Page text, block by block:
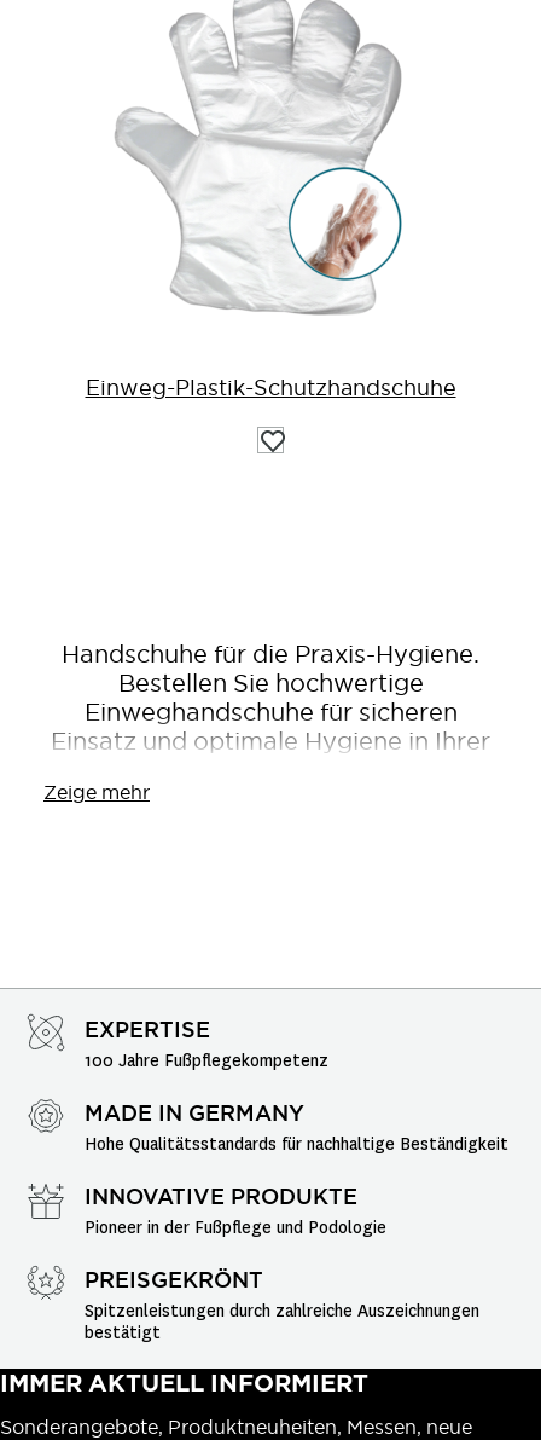
Einweg-Plastik-Schutzhandschuhe
Auf
die
Handschuhe für die Praxis-Hygiene.
Bestellen Sie hochwertige
Einweghandschuhe für sicheren
Einsatz und optimale Hygiene in Ihrer
Zeige mehr
EXPERTISE
100 Jahre Fußpflegekompetenz
MADE IN GERMANY
Hohe Qualitätsstandards für nachhaltige Beständigkeit
INNOVATIVE PRODUKTE
Pioneer in der Fußpflege und Podologie
PREISGEKRÖNT
Spitzenleistungen durch zahlreiche Auszeichnungen
bestätigt
IMMER AKTUELL INFORMIERT
Sonderangebote, Produktneuheiten, Messen, neue